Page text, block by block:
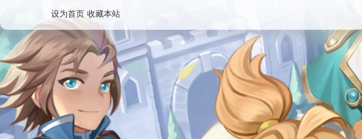
设为首页 收藏本站